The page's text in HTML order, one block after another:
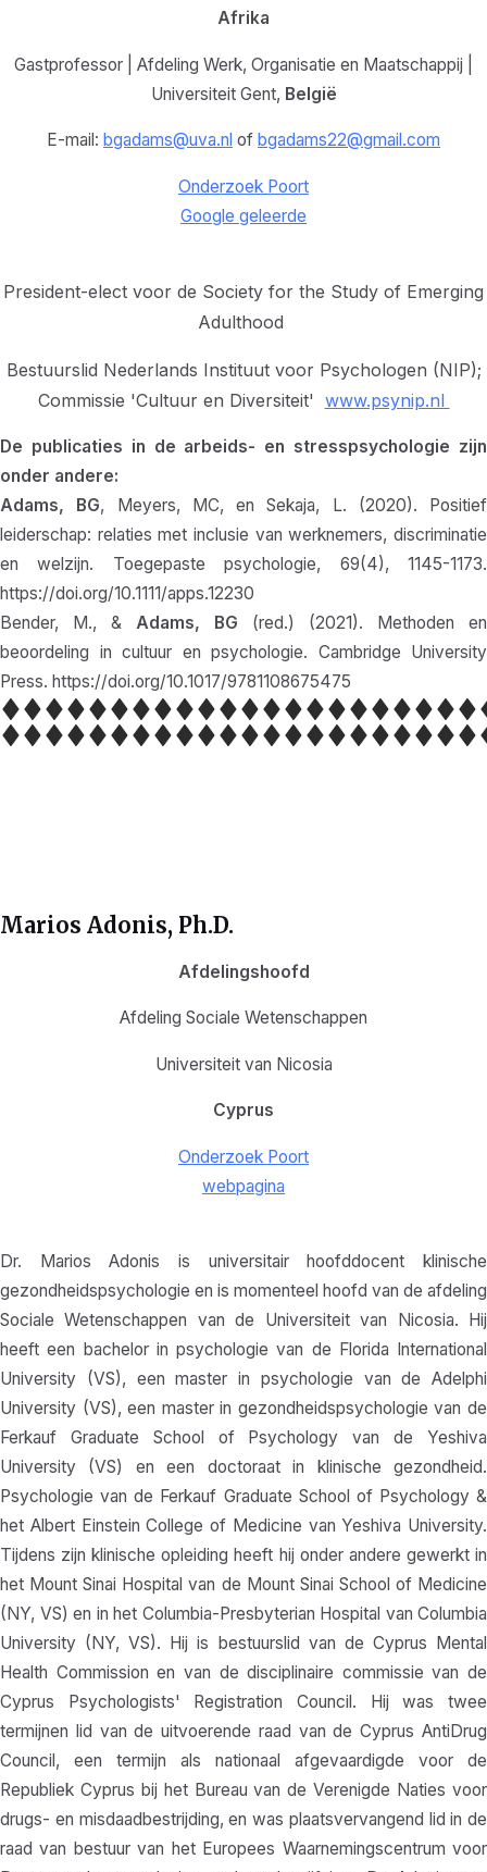
Afrika
Gastprofessor | Afdeling Werk, Organisatie en Maatschappij |
Universiteit Gent, België
E-mail: bgadams@uva.nl of bgadams22@gmail.com
Onderzoek Poort
Google geleerde
President-elect voor de Society for the Study of Emerging
Adulthood
Bestuurslid Nederlands Instituut voor Psychologen (NIP);
Commissie 'Cultuur en Diversiteit' www.psynip.nl
De publicaties in de arbeids- en stresspsychologie zijn
onder andere:
Adams, BG, Meyers, MC, en Sekaja, L. (2020). Positief
leiderschap: relaties met inclusie van werknemers, discriminatie
en welzijn. Toegepaste psychologie, 69(4), 1145-1173.
https://doi.org/10.1111/apps.12230
Bender, M., & Adams, BG (red.) (2021). Methoden en
beoordeling in cultuur en psychologie. Cambridge University
Press. https://doi.org/10.1017/9781108675475
Marios Adonis, Ph.D.
Afdelingshoofd
Afdeling Sociale Wetenschappen
Universiteit van Nicosia
Cyprus
Onderzoek Poort
webpagina
Dr. Marios Adonis is universitair hoofddocent klinische
gezondheidspsychologie en is momenteel hoofd van de afdeling
Sociale Wetenschappen van de Universiteit van Nicosia. Hij
heeft een bachelor in psychologie van de Florida International
University (VS), een master in psychologie van de Adelphi
University (VS), een master in gezondheidspsychologie van de
Ferkauf Graduate School of Psychology van de Yeshiva
University (VS) en een doctoraat in klinische gezondheid.
Psychologie van de Ferkauf Graduate School of Psychology &
het Albert Einstein College of Medicine van Yeshiva University.
Tijdens zijn klinische opleiding heeft hij onder andere gewerkt in
het Mount Sinai Hospital van de Mount Sinai School of Medicine
(NY, VS) en in het Columbia-Presbyterian Hospital van Columbia
University (NY, VS). Hij is bestuurslid van de Cyprus Mental
Health Commission en van de disciplinaire commissie van de
Cyprus Psychologists' Registration Council. Hij was twee
termijnen lid van de uitvoerende raad van de Cyprus AntiDrug
Council, een termijn als nationaal afgevaardigde voor de
Republiek Cyprus bij het Bureau van de Verenigde Naties voor
drugs- en misdaadbestrijding, en was plaatsvervangend lid in de
raad van bestuur van het Europees Waarnemingscentrum voor